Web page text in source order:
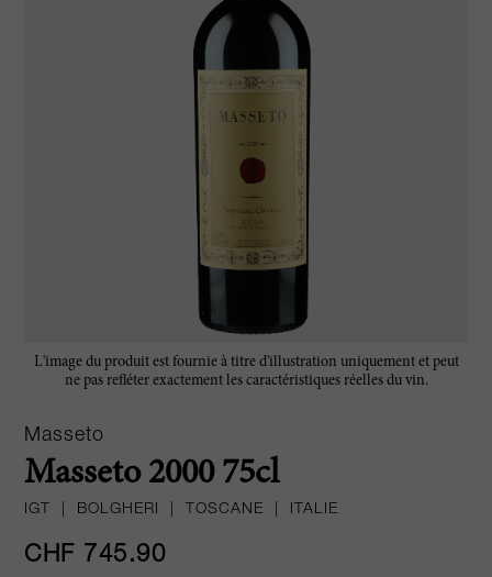
L'image du produit est fournie à titre d'illustration uniquement et peut
ne pas refléter exactement les caractéristiques réelles du vin.
Masseto
Masseto 2000 75cl
IGT BOLGHERI TOSCANE ITALIE
CHF 745.90